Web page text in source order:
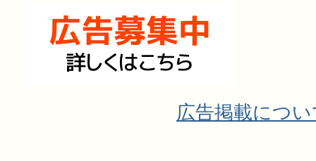
広告掲載につ